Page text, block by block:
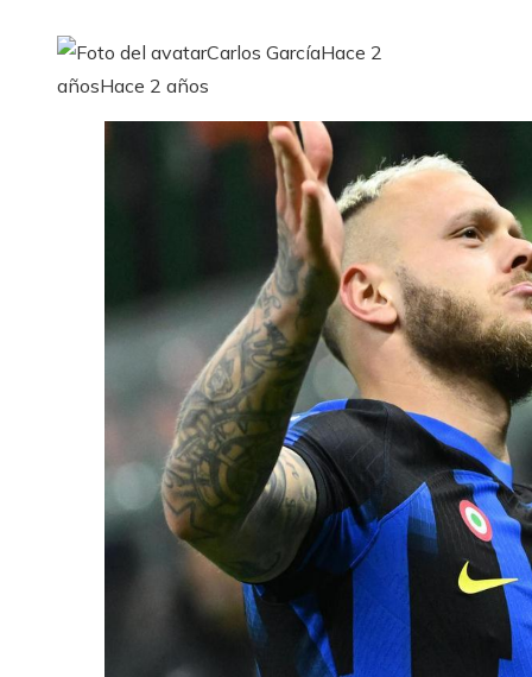
Carlos GarcíaHace 2
añosHace 2 años